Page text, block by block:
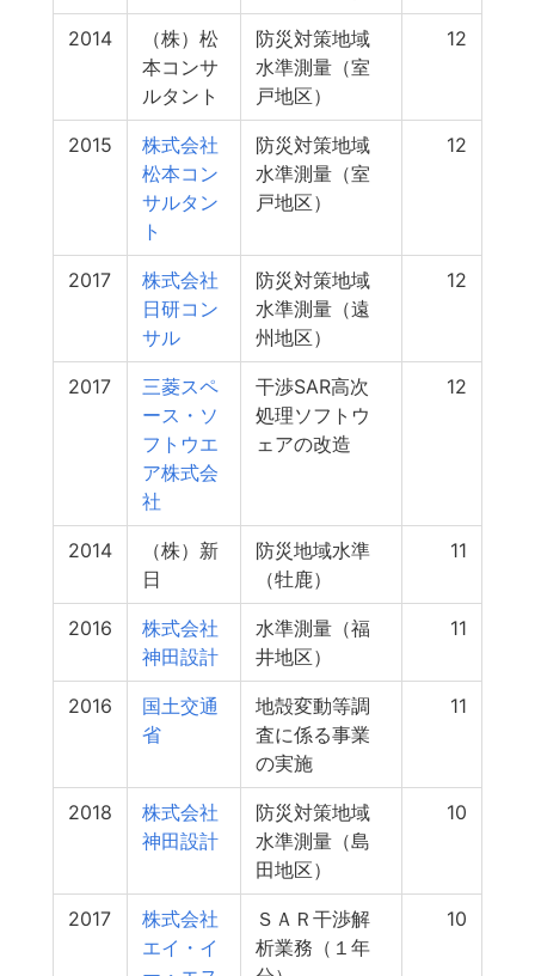
2014
（株）松
本コンサ
ルタント
防災対策地域
水準測量（室
戸地区）
12
2015
株式会社
松本コン
サルタン
ト
防災対策地域
水準測量（室
戸地区）
12
2017
株式会社
日研コン
サル
防災対策地域
水準測量（遠
州地区）
12
2017
三菱スペ
ース・ソ
フトウエ
ア株式会
社
干渉SAR高次
処理ソフトウ
ェアの改造
12
2014
（株）新
日
防災地域水準
（牡鹿）
11
2016
株式会社
神田設計
水準測量（福
井地区）
11
2016
国土交通
省
地殻変動等調
査に係る事業
の実施
11
2018
株式会社
神田設計
防災対策地域
水準測量（島
田地区）
10
2017
株式会社
エイ・イ
ＳＡＲ干渉解
析業務（１年
10